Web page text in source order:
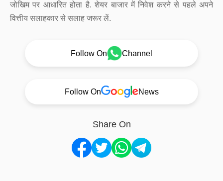
जोखिम पर आधारित होता है. शेयर बाजार में निवेश करने से पहले अपने
वित्तीय सलाहकार से सलाह जरूर लें.
Follow On Channel
Follow On News
Share On